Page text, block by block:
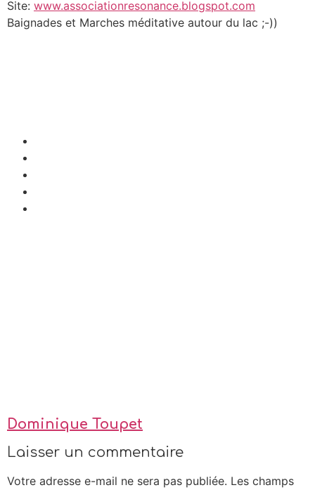
Site: www.associationresonance.blogspot.com
Baignades et Marches méditative autour du lac ;-))
Dominique Toupet
Laisser un commentaire
Votre adresse e-mail ne sera pas publiée. Les champs